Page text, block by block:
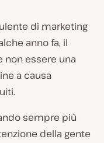
di marketing
anno fa, il
essere una
a causa
sempre più
della gente